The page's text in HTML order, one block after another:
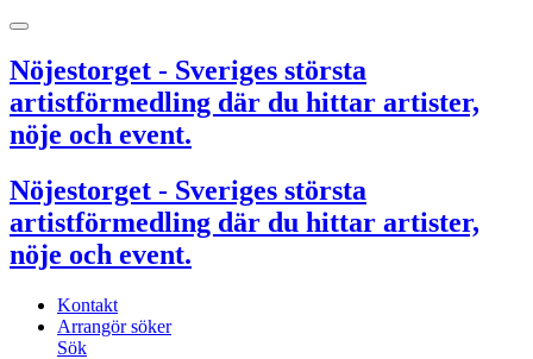
Nöjestorget - Sveriges största
artistförmedling där du hittar artister,
nöje och event.
Nöjestorget - Sveriges största
artistförmedling där du hittar artister,
nöje och event.
Kontakt
Arrangör söker
Sök